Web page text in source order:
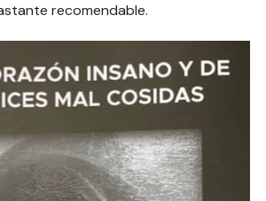
recomendable.